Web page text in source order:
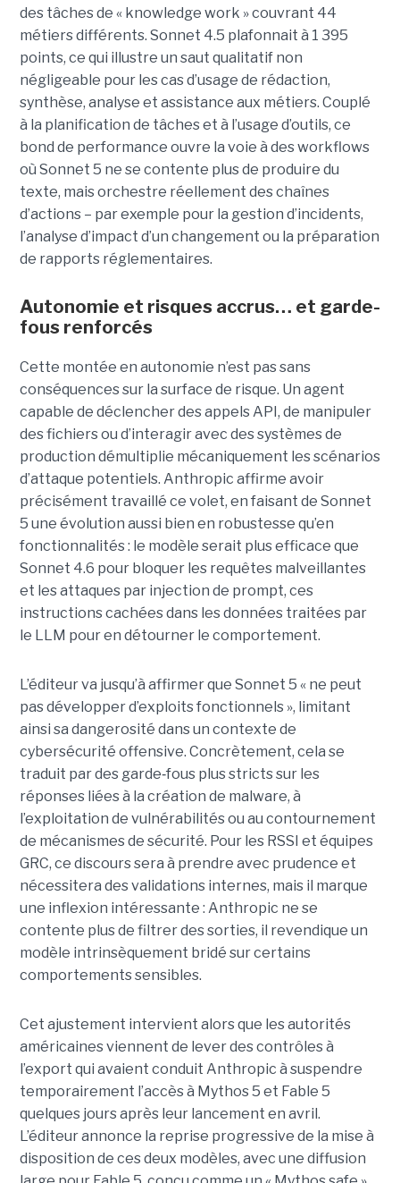
des tâches de « knowledge work » couvrant 44
métiers différents. Sonnet 4.5 plafonnait à 1 395
points, ce qui illustre un saut qualitatif non
négligeable pour les cas d’usage de rédaction,
synthèse, analyse et assistance aux métiers. Couplé
à la planification de tâches et à l’usage d’outils, ce
bond de performance ouvre la voie à des workflows
où Sonnet 5 ne se contente plus de produire du
texte, mais orchestre réellement des chaînes
d’actions – par exemple pour la gestion d’incidents,
l’analyse d’impact d’un changement ou la préparation
de rapports réglementaires.
Autonomie et risques accrus… et garde-
fous renforcés
Cette montée en autonomie n’est pas sans
conséquences sur la surface de risque. Un agent
capable de déclencher des appels API, de manipuler
des fichiers ou d’interagir avec des systèmes de
production démultiplie mécaniquement les scénarios
d’attaque potentiels. Anthropic affirme avoir
précisément travaillé ce volet, en faisant de Sonnet
5 une évolution aussi bien en robustesse qu’en
fonctionnalités : le modèle serait plus efficace que
Sonnet 4.6 pour bloquer les requêtes malveillantes
et les attaques par injection de prompt, ces
instructions cachées dans les données traitées par
le LLM pour en détourner le comportement.
L’éditeur va jusqu’à affirmer que Sonnet 5 « ne peut
pas développer d’exploits fonctionnels », limitant
ainsi sa dangerosité dans un contexte de
cybersécurité offensive. Concrètement, cela se
traduit par des garde‑fous plus stricts sur les
réponses liées à la création de malware, à
l’exploitation de vulnérabilités ou au contournement
de mécanismes de sécurité. Pour les RSSI et équipes
GRC, ce discours sera à prendre avec prudence et
nécessitera des validations internes, mais il marque
une inflexion intéressante : Anthropic ne se
contente plus de filtrer des sorties, il revendique un
modèle intrinsèquement bridé sur certains
comportements sensibles.
Cet ajustement intervient alors que les autorités
américaines viennent de lever des contrôles à
l’export qui avaient conduit Anthropic à suspendre
temporairement l’accès à Mythos 5 et Fable 5
quelques jours après leur lancement en avril.
L’éditeur annonce la reprise progressive de la mise à
disposition de ces deux modèles, avec une diffusion